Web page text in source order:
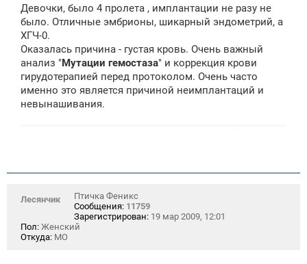
б
щ
е
н
и
Девочки, было 4 пролета , имплантации не разу не
было. Отличные эмбрионы, шикарный эндометрий, а
ХГЧ-0.
Оказалась причина - густая кровь. Очень важный
анализ "Мутации гемостаза" и коррекция крови
гирудотерапией перед протоколом. Очень часто
именно это является причиной неимплантаций и
невынашивания.
Лесянчик
Птичка Феникс
Сообщения: 11759
Зарегистрирован: 19 мар 2009, 12:01
Пол: Женский
Откуда: МО